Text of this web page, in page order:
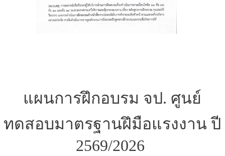
แผนการฝึกอบรม จป. ศูนย์
ทดสอบมาตรฐานฝึมือแรงงาน ปี
2569/2026